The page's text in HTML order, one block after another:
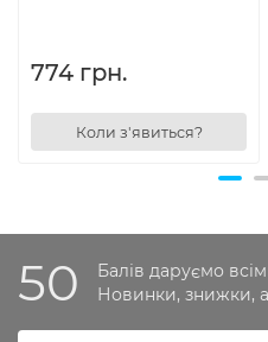
774 грн.
Коли з'явиться?
50
Балів даруємо
Новинки, знижки,